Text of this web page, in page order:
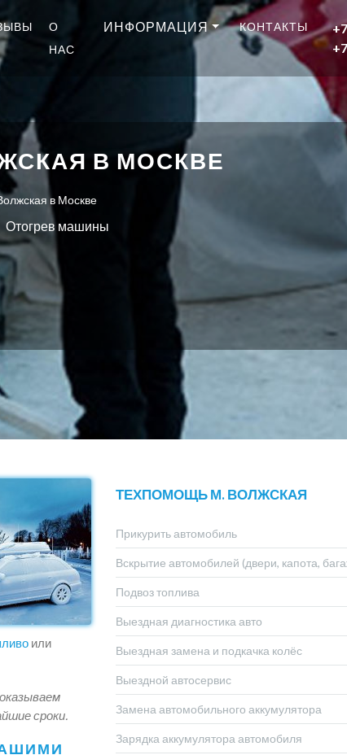
О
НАС
ИНФОРМАЦИЯ КОНТАКТЫ
В МОСКВЕ
в Москве
Отогрев машины
или
сроки.
ТЕХПОМОЩЬ М. ВОЛЖСКАЯ
Прикурить автомобиль
Вскрытие автомобилей (двери, капота,
Подвоз топлива
Выездная диагностика авто
Выездная замена и подкачка колёс
Выездной автосервис
Замена автомобильного аккумулятора
Зарядка аккумулятора автомобиля